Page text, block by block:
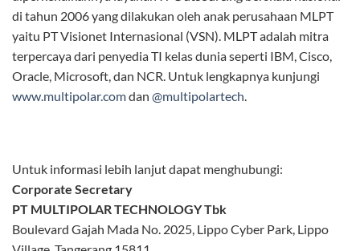
di tahun 2006 yang dilakukan oleh anak perusahaan MLPT
yaitu PT Visionet Internasional (VSN). MLPT adalah mitra
terpercaya dari penyedia TI kelas dunia seperti IBM, Cisco,
Oracle, Microsoft, dan NCR. Untuk lengkapnya kunjungi
www.multipolar.comdan @multipolartech
Untuk informasi lebih lanjut dapat menghubungi:
Corporate Secretary
PT MULTIPOLAR TECHNOLOGY Tbk
Boulevard Gajah Mada No. 2025, Lippo Cyber Park, Lippo